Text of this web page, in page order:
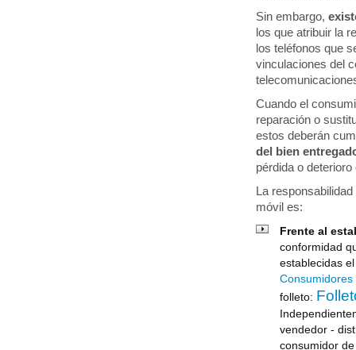
Sin embargo,
los que atribuir la
los teléfonos que
vinculaciones del
Cuando el
reparación o
estos deberán
del bien
pérdida o deterioro
La
móvil es:
Frente al
conformidad
establecidas
folleto:
vendedor -
consumidor